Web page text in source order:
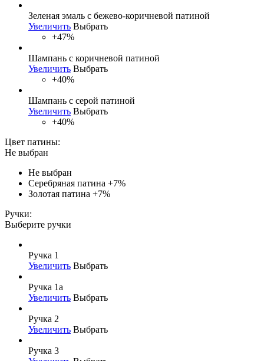
Зеленая эмаль с бежево-коричневой патиной
Увеличить Выбрать
+47%
Шампань с коричневой патиной
Увеличить Выбрать
+40%
Шампань с серой патиной
Увеличить Выбрать
+40%
Цвет патины:
Не выбран
Не выбран
Серебряная патина +7%
Золотая патина +7%
Ручки:
Выберите ручки
Ручка 1
Увеличить Выбрать
Ручка 1а
Увеличить Выбрать
Ручка 2
Увеличить Выбрать
Ручка 3